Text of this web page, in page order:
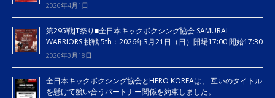
2026年4月1日
第295戦JT祭り■全日本キックボクシング協会 SAMURAI
WARRIORS 挑戦 5th：2026年3月21日（日）開場17:00 開始17:30
2026年3月18日
全日本キックボクシング協会とHERO KOREAは、 互いのタイトル
を懸けて競い合うパートナー関係を約束しました。